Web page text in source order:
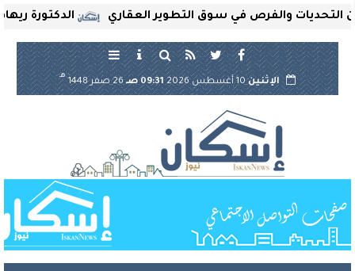
الدكتورة ريهام والفرص في سوق التطوير العقاري
الإثنين10 أغسطس 2026 09:31 صـ 26 صفر 1448
هـ